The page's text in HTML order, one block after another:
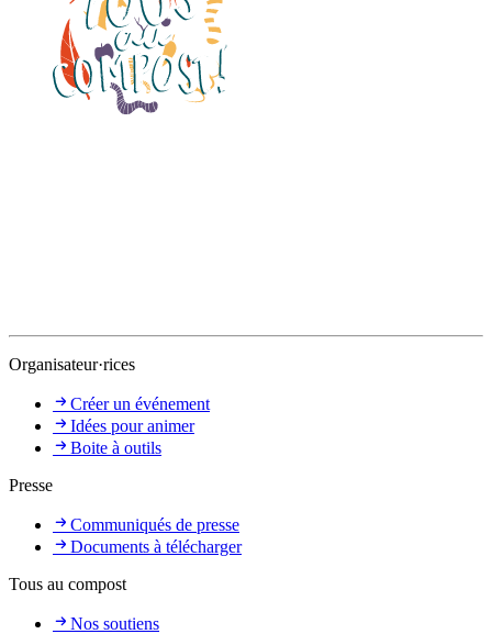
Organisateur·rices
Créer un événement
Idées pour animer
Boite à outils
Presse
Communiqués de presse
Documents à télécharger
Tous au compost
Nos soutiens